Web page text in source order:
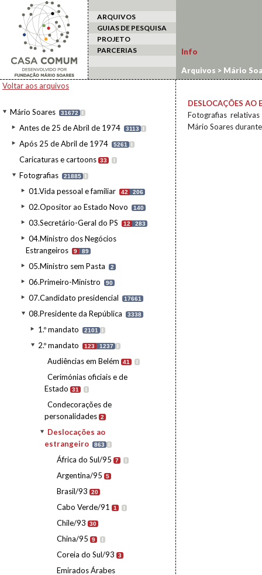
ARQUIVOS
GUIAS DE PESQUISA
PROJETO
PARCERIAS
Voltar aos arquivos
Mário Soares 31672 I
Antes de 25 de Abril de 1974 3113 I
Após 25 de Abril de 1974 5261 I
Caricaturas e cartoons 33 I
Fotografias 21885 I
01.Vida pessoal e familiar 42 206
02.Opositor ao Estado Novo 140
03.Secretário-Geral do PS 12 283
04.Ministro dos Negócios
Estrangeiros
9 89
05.Ministro sem Pasta 2
06.Primeiro-Ministro 90
07.Candidato presidencial 17661
08.Presidente da República 3338
1.º mandato 2101 I
2.º mandato 123 1237 I
Audiências em Belém 41 I
Cerimónias oficiais e de
Estado
31 I
Condecorações de
personalidades 2
Deslocações ao
estrangeiro
863 I
África do Sul/95 7 I
Argentina/95 5
Brasil/93 20
Cabo Verde/91 1 I
Chile/93 30
China/95 9 I
Coreia do Sul/93 3
Emirados Árabes
Info
Arquivos > Mário
estrangeiro
DESLOCAÇÕES AO
Fotografias
Mário Soares